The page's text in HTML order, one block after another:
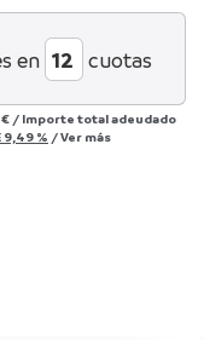
en cuotas
/ Importe total adeudado
9,49 % /Ver más